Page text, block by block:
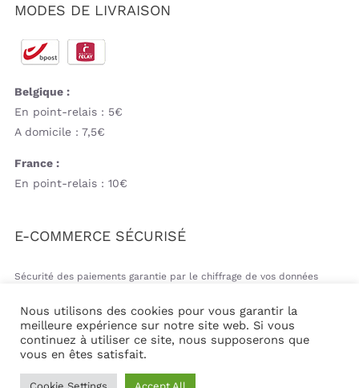
MODES DE LIVRAISON
Belgique :
En point-relais : 5€
A domicile : 7,5€
France :
En point-relais : 10€
E-COMMERCE SÉCURISÉ
Sécurité des paiements garantie par le chiffrage de vos données
© Copyright 2026 | Mil&va Babystore All Rights Reserved
Nous utilisons des cookies pour vous garantir la
meilleure expérience sur notre site web. Si vous
continuez à utiliser ce site, nous supposerons que
vous en êtes satisfait.